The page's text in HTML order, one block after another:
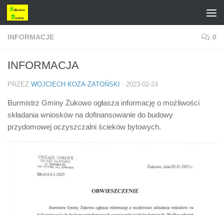
Przejdź do treści
INFORMACJE 0
INFORMACJA
PRZEZ WOJCIECH KOZA-ZATOŃSKI · 2023-02-24
Burmistrz Gminy Żukowo ogłasza informację o możliwości
składania wniosków na dofinansowanie do budowy
przydomowej oczyszczalni ścieków bytowych.